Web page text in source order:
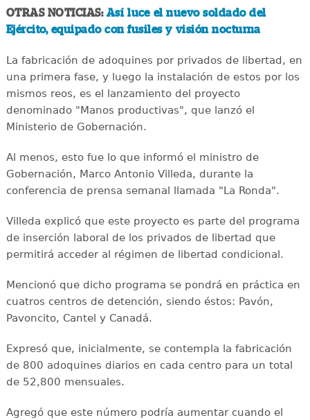
OTRAS NOTICIAS: Así luce el nuevo soldado del
Ejército, equipado con fusiles y visión nocturna
La fabricación de adoquines por privados de libertad, en
una primera fase, y luego la instalación de estos por los
mismos reos, es el lanzamiento del proyecto
denominado "Manos productivas", que lanzó el
Ministerio de Gobernación.
Al menos, esto fue lo que informó el ministro de
Gobernación, Marco Antonio Villeda, durante la
conferencia de prensa semanal llamada "La Ronda".
Villeda explicó que este proyecto es parte del programa
de inserción laboral de los privados de libertad que
permitirá acceder al régimen de libertad condicional.
Mencionó que dicho programa se pondrá en práctica en
cuatros centros de detención, siendo éstos: Pavón,
Pavoncito, Cantel y Canadá.
Expresó que, inicialmente, se contempla la fabricación
de 800 adoquines diarios en cada centro para un total
de 52,800 mensuales.
Agregó que este número podría aumentar cuando el